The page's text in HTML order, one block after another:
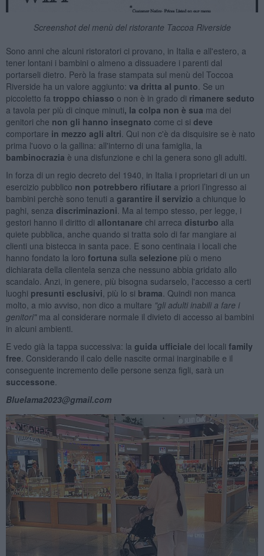
Screenshot del menù del ristorante Taccoa Riverside
Sono anni che alcuni ristoratori ci provano, in Italia e all'estero, a
tener lontani i bambini o almeno a dissuadere i parenti dal
portarseli dietro. Però la frase stampata sul menù del Toccoa
Riverside ha un valore aggiunto: va dritta al punto . Se un
piccoletto fa troppo chiasso o non è in grado di rimanere seduto
a tavola per più di cinque minuti, la colpa non è sua ma dei
genitori che non gli hanno insegnato come ci si deve
comportare in mezzo agli altri . Qui non c'è da disquisire se è nato
prima l'uovo o la gallina: all'interno di una famiglia, la
bambinocrazia è una disfunzione e chi la genera sono gli adulti.
In forza di un regio decreto del 1940, in Italia i proprietari di un un
esercizio pubblico non potrebbero rifiutare a priori l’ingresso ai
bambini perchè sono tenuti a garantire il servizio a chiunque lo
paghi, senza discriminazioni . Ma al tempo stesso, per legge, i
gestori hanno il diritto di allontanare chi arreca disturbo alla
quiete pubblica, anche quando si tratta solo di far mangiare ai
clienti una bistecca in santa pace. E sono centinaia i locali che
hanno fondato la loro fortuna sulla selezione più o meno
dichiarata della clientela senza che nessuno abbia gridato allo
scandalo. Anzi, in genere, più bisogna sudarselo, l'accesso a certi
luoghi presunti esclusivi , più lo si brama . Quindi non manca
molto, a mio avviso, non dico a multare "gli adulti inabili a fare i
genitori"ma al considerare normale il divieto di accesso ai bambini
in alcuni ambienti.
E vedo già la tappa successiva: la guida ufficiale dei locali family
free . Considerando il calo delle nascite ormai inarginabile e il
conseguente incremento delle persone senza figli, sarà un
successone
Bluelama2023@gmail.com